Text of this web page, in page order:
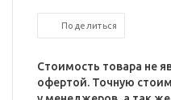
Поделиться
Стоимость товара не
офертой. Точную